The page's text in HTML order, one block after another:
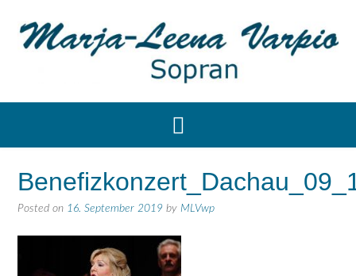
Posted on 16. September 2019 by MLVwp